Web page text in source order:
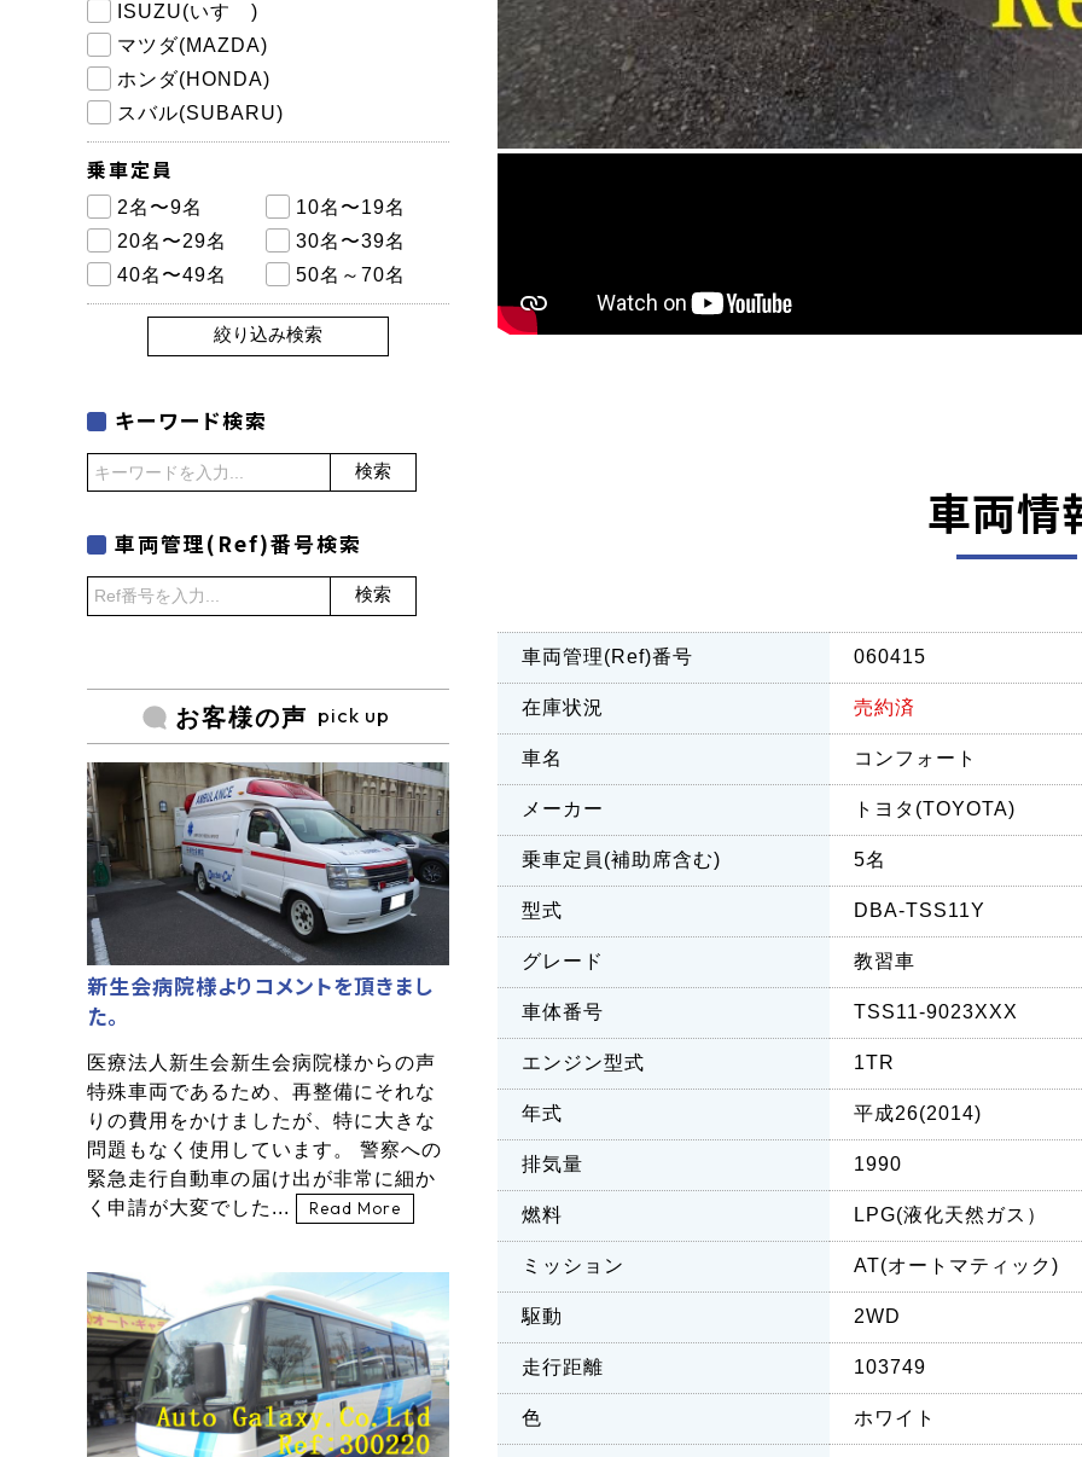
車両情
車両管理(Ref)番号 060415
在庫状況 売約済
車名 コンフォート
メーカー トヨタ(TOYOTA)
乗車定員(補助席含む) 5名
型式 DBA-TSS11Y
グレード 教習車
車体番号 TSS11-9023XXX
エンジン型式 1TR
年式 平成26(2014)
排気量 1990
燃料 LPG(液化天然ガス）
ミッション AT(オートマティック)
駆動 2WD
走行距離 103749
色 ホワイト
ISUZU(いすゞ)
マツダ(MAZDA)
ホンダ(HONDA)
スバル(SUBARU)
乗車定員
2名〜9名
10名〜19名
20名〜29名
30名〜39名
40名〜49名
50名～70名
絞り込み検索
キーワード検索
検索
車両管理(Ref)番号検索
検索
お客様の声 pick up
新生会病院様よりコメントを頂きまし
た。
医療法人新生会新生会病院様からの声
特殊車両であるため、再整備にそれな
りの費用をかけましたが、特に大きな
問題もなく使用しています。 警察への
緊急走行自動車の届け出が非常に細か
く申請が大変でした...
Read More